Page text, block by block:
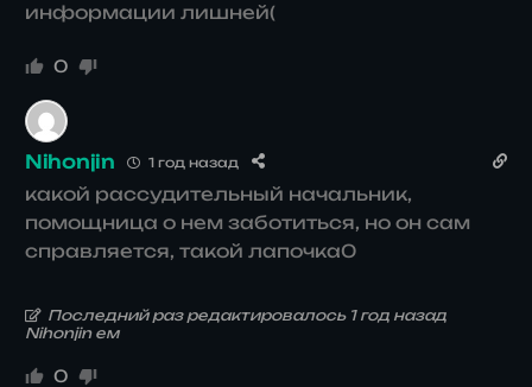
информации лишней(
0
Nihonjin 1 год назад
какой рассудительный начальник,
помощница о нем заботиться, но он сам
справляется, такой лапочка0
Последний раз редактировалось 1 год назад
Nihonjin ем
0